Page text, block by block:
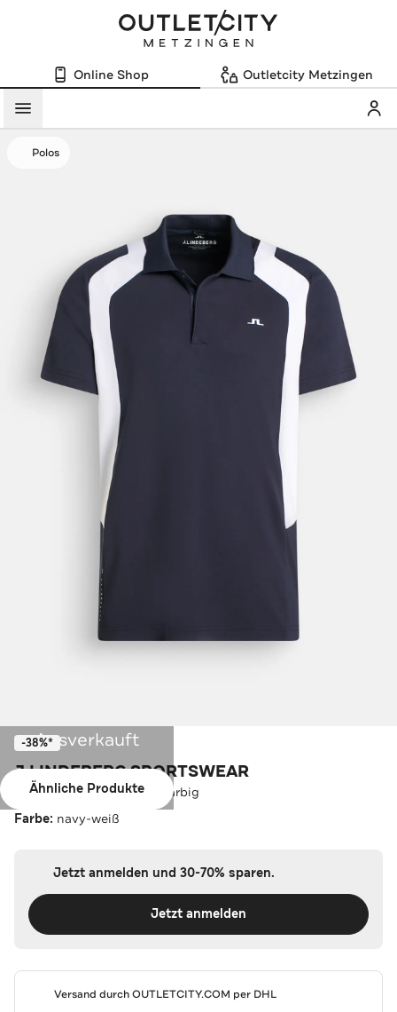
Online Shop Outletcity Metzingen
Menü
Polos
Ausverkauft
Ähnliche Produkte
-38%*
J.LINDEBERG SPORTSWEAR
Polo-Shirt 'Legacy' mehrfarbig
Farbe: navy-weiß
Jetzt anmelden und 30-70% sparen.
Jetzt anmelden
Versand durchOUTLETCITY.COM per DHL